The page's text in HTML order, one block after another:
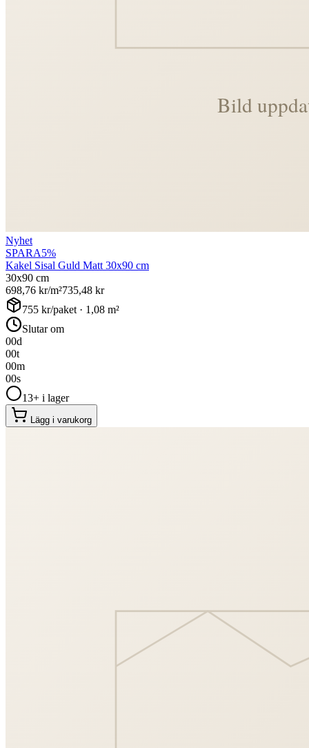
Nyhet
SPARA5%
Kakel Sisal Guld Matt 30x90 cm
30x90 cm
698,76 kr/m²735,48 kr
755 kr/paket · 1,08 m²
Slutar om
00d
00t
00m
00s
13+ i lager
Lägg i varukorg